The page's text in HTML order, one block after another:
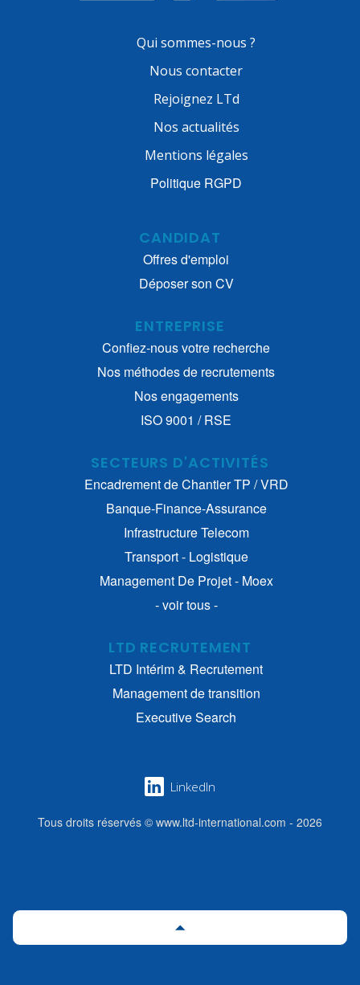
Qui sommes-nous ?
Nous contacter
Rejoignez LTd
Nos actualités
Mentions légales
Politique RGPD
CANDIDAT
Offres d'emploi
Déposer son CV
ENTREPRISE
Confiez-nous votre recherche
Nos méthodes de recrutements
Nos engagements
ISO 9001 / RSE
SECTEURS D'ACTIVITÉS
Encadrement de Chantier TP / VRD
Banque-Finance-Assurance
Infrastructure Telecom
Transport - Logistique
Management De Projet - Moex
- voir tous -
LTD RECRUTEMENT
LTD Intérim & Recrutement
Management de transition
Executive Search
LinkedIn
Tous droits réservés © www.ltd-international.com - 2026